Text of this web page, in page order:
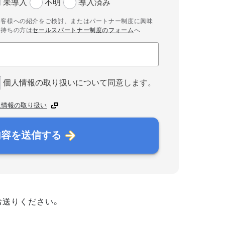
未導入 不明 導入済み
様への紹介をご検討、またはパートナー制度に興味
ちの方はセールスパートナー制度のフォームへ
個人情報の取り扱いについて同意します。
報の取り扱い
を送信する
りください。